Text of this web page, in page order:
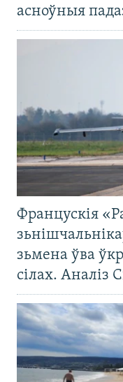
асноўныя
Францускія
зьмена ўва
сілах. Аналіз